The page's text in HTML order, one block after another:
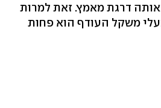
דרגת מאמץ. זאת למרות
משקל העודף הוא פחות